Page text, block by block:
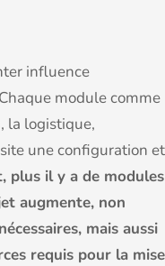
influence
module comme
la logistique,
une configuration et
plus il y a de modules
augmente, non
mais aussi
requis pour la mise